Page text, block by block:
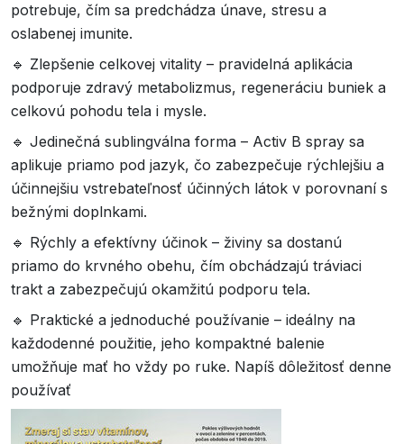
potrebuje, čím sa predchádza únave, stresu a
oslabenej imunite.
🔹 Zlepšenie celkovej vitality – pravidelná aplikácia
podporuje zdravý metabolizmus, regeneráciu buniek a
celkovú pohodu tela i mysle.
🔹 Jedinečná sublingválna forma – Activ B spray sa
aplikuje priamo pod jazyk, čo zabezpečuje rýchlejšiu a
účinnejšiu vstrebateľnosť účinných látok v porovnaní s
bežnými doplnkami.
🔹 Rýchly a efektívny účinok – živiny sa dostanú
priamo do krvného obehu, čím obchádzajú tráviaci
trakt a zabezpečujú okamžitú podporu tela.
🔹 Praktické a jednoduché používanie – ideálny na
každodenné použitie, jeho kompaktné balenie
umožňuje mať ho vždy po ruke. Napíš dôležitosť denne
používať